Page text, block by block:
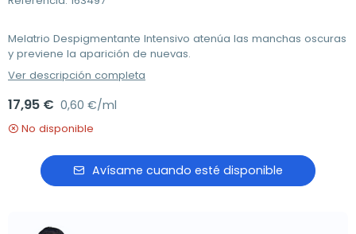
Melatrio Despigmentante Intensivo atenúa las manchas oscuras
y previene la aparición de nuevas.
Ver descripción completa
17,95 € 0,60 €/ml
No disponible
Avísame cuando esté disponible